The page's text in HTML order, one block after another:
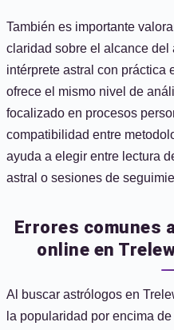
También es importante
claridad sobre el alcance
intérprete astral con práctica
ofrece el mismo nivel de
focalizado en procesos
compatibilidad entre
ayuda a elegir entre lectura
astral o sesiones de
Errores comunes
online en
Al buscar astrólogos en
la popularidad por encima de